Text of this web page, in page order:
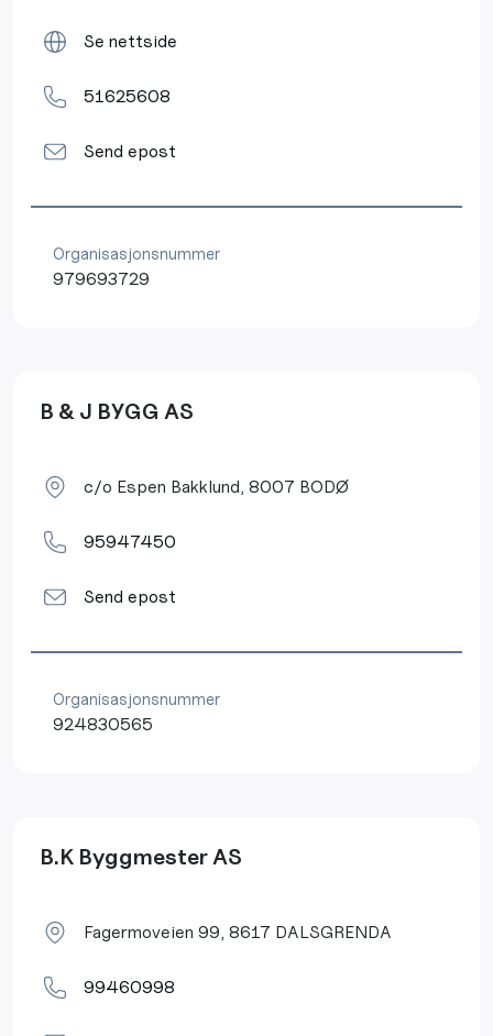
Se nettside
51625608
Send epost
Organisasjonsnummer
979693729
B & J BYGG AS
c/o Espen Bakklund, 8007 BODØ
95947450
Send epost
Organisasjonsnummer
924830565
B.K Byggmester AS
Fagermoveien 99, 8617 DALSGRENDA
99460998